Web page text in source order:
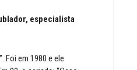
especialista
Foi em 1980 e ele